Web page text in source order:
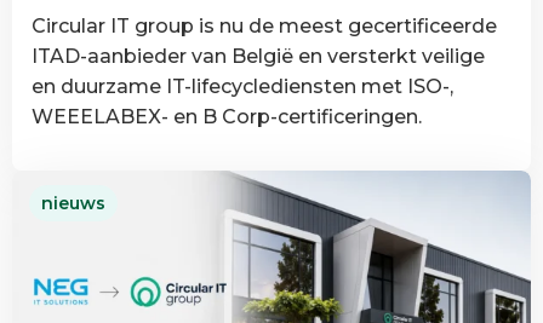
Circular IT group is nu de meest gecertificeerde
ITAD-aanbieder van België en versterkt veilige
en duurzame IT-lifecyclediensten met ISO-,
WEEELABEX- en B Corp-certificeringen.
meer
Circular
nieuws